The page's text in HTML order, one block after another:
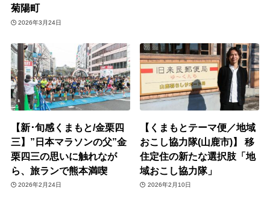
菊陽町
2026年3月24日
【新･旬感くまもと/金栗四
三】”日本マラソンの父”金
栗四三の思いに触れなが
ら、旅ランで熊本満喫
2026年2月24日
【くまもとテーマ便／地域
おこし協力隊(山鹿市)】 移
住定住の新たな選択肢「地
域おこし協力隊」
2026年2月10日